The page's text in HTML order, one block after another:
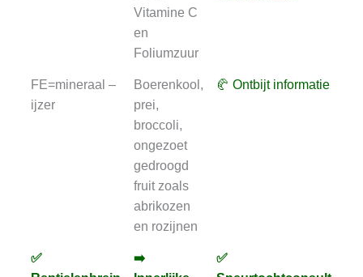
✅
Reptielenbrein
➡️
Innerlijke
✅
Speurtochtconsult
Vitamine C
en
Foliumzuur
FE=mineraal –
ijzer
Boerenkool,
prei,
broccoli,
ongezoet
gedroogd
fruit zoals
abrikozen
en rozijnen
🥐 Ontbijt informatie
✅
➡️
✅